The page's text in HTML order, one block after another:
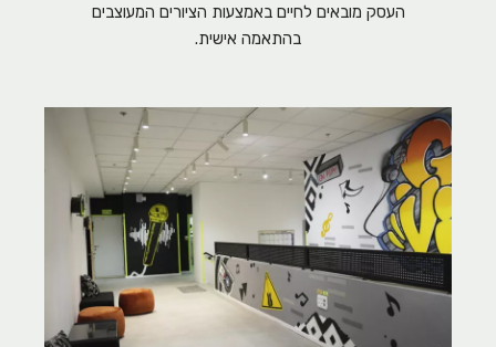
העסק מובאים לחיים באמצעות הציורים המעוצבים
בהתאמה אישית.